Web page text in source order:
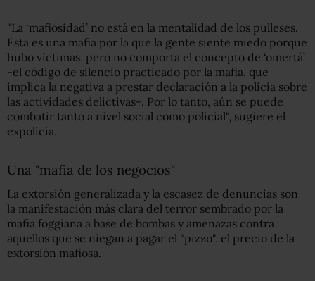
"La ‘mafiosidad’ no está en la mentalidad de los pulleses.
Esta es una mafia por la que la gente siente miedo porque
hubo víctimas, pero no comporta el concepto de ‘omertà’
-el código de silencio practicado por la mafia, que
implica la negativa a prestar declaración a la policía sobre
las actividades delictivas-. Por lo tanto, aún se puede
combatir tanto a nivel social como policial", sugiere el
expolicía.
Una "mafia de los negocios"
La extorsión generalizada y la escasez de denuncias son
la manifestación más clara del terror sembrado por la
mafia foggiana a base de bombas y amenazas contra
aquellos que se niegan a pagar el "pizzo", el precio de la
extorsión mafiosa.